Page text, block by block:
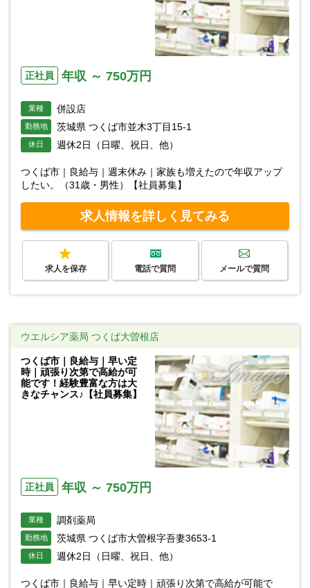
正社員 年収 ～ 750万円
業種 併設店
勤務地 茨城県 つくば市並木3丁目15-1
休日 週休2日（日曜、祝日、他）
つくば市｜良給与｜週末休み｜家族も増えたので年収アップ
したい。（31歳・男性）【社員募集】
求人情報を詳しく見てみる
求人を保存 電話で質問 メールで質問
ウエルシア薬局 つくば大曽根店
つくば市｜良給与｜早い定
時｜頑張り次第で高給が可
能です！経験豊富な方は大
きなチャンス♪【社員募集】
正社員 年収 ～ 750万円
業種 調剤薬局
勤務地 茨城県 つくば市大曽根字吾妻3653-1
休日 週休2日（日曜、祝日、他）
つくば市｜良給与｜早い定時｜頑張り次第で高給が可能で